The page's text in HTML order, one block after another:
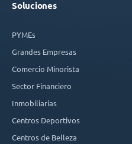
Soluciones
PYMEs
Grandes Empresas
Comercio Minorista
Sector Financiero
Inmobiliarias
Centros Deportivos
Centros de Belleza